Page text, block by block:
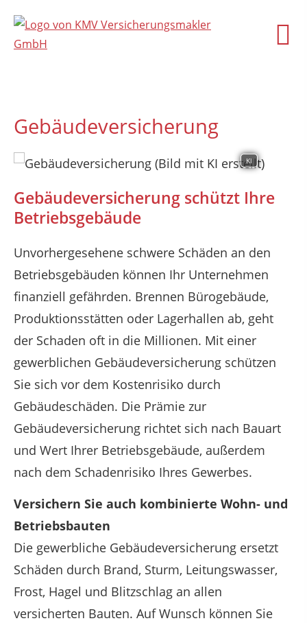
Gebäudeversicherung
KI
Gebäudeversicherung schützt Ihre
Betriebsgebäude
Unvorhergesehene schwere Schäden an den
Betriebsgebäuden können Ihr Unternehmen
finanziell gefährden. Brennen Bürogebäude,
Produktionsstätten oder Lagerhallen ab, geht
der Schaden oft in die Millionen. Mit einer
gewerblichen Gebäudeversicherung schützen
Sie sich vor dem Kostenrisiko durch
Gebäudeschäden. Die Prämie zur
Gebäudeversicherung richtet sich nach Bauart
und Wert Ihrer Betriebsgebäude, außerdem
nach dem Schadenrisiko Ihres Gewerbes.
Versichern Sie auch kombinierte Wohn- und
Betriebsbauten
Die gewerbliche Gebäudeversicherung ersetzt
Schäden durch Brand, Sturm, Leitungswasser,
Frost, Hagel und Blitzschlag an allen
versicherten Bauten. Auf Wunsch können Sie